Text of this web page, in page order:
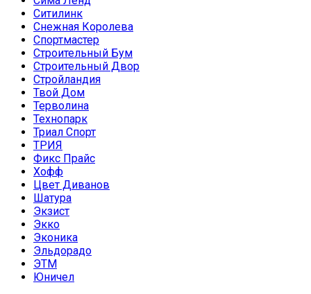
Ситилинк
Снежная Королева
Спортмастер
Строительный Бум
Строительный Двор
Стройландия
Твой Дом
Терволина
Технопарк
Триал Спорт
ТРИЯ
Фикс Прайс
Хофф
Цвет Диванов
Шатура
Экзист
Экко
Эконика
Эльдорадо
ЭТМ
Юничел